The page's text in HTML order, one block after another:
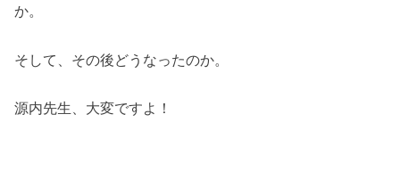
か。
そして、その後どうなったのか。
源内先生、大変ですよ！